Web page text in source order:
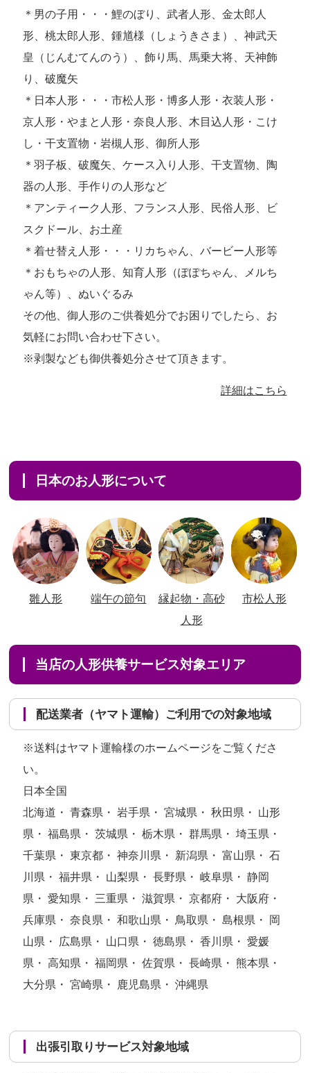
＊男の子用・・・鯉のぼり、武者人形、金太郎人
形、桃太郎人形、鍾馗様（しょうきさま）、神武天
皇（じんむてんのう）、飾り馬、馬乗大将、天神飾
り、破魔矢
＊日本人形・・・市松人形・博多人形・衣装人形・
京人形・やまと人形・奈良人形、木目込人形・こけ
し・干支置物・岩槻人形、御所人形
＊羽子板、破魔矢、ケース入り人形、干支置物、陶
器の人形、手作りの人形など
＊アンティーク人形、フランス人形、民俗人形、ビ
スクドール、お土産
＊着せ替え人形・・・リカちゃん、バービー人形等
＊おもちゃの人形、知育人形（ぽぽちゃん、メルち
ゃん等）、ぬいぐるみ
その他、御人形のご供養処分でお困りでしたら、お
気軽にお問い合わせ下さい。
※剥製なども御供養処分させて頂きます。
詳細はこちら
日本のお人形について
雛人形 端午の節句
縁起物・高砂
人形
市松人形
当店の人形供養サービス対象エリア
配送業者（ヤマト運輸）ご利用での対象地域
※送料はヤマト運輸様のホームページをご覧くださ
い。
日本全国
北海道・ 青森県・ 岩手県・ 宮城県・ 秋田県・ 山形
県・ 福島県・ 茨城県・ 栃木県・ 群馬県・ 埼玉県・
千葉県・ 東京都・ 神奈川県・ 新潟県・ 富山県・ 石
川県・ 福井県・ 山梨県・ 長野県・ 岐阜県・ 静岡
県・ 愛知県・ 三重県・ 滋賀県・ 京都府・ 大阪府・
兵庫県・ 奈良県・ 和歌山県・ 鳥取県・ 島根県・ 岡
山県・ 広島県・ 山口県・ 徳島県・ 香川県・ 愛媛
県・ 高知県・ 福岡県・ 佐賀県・ 長崎県・ 熊本県・
大分県・ 宮崎県・ 鹿児島県・ 沖縄県
出張引取りサービス対象地域